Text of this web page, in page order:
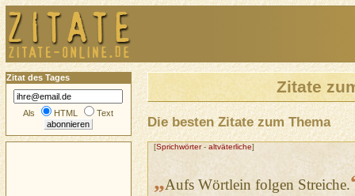
Zitate
Die besten Zitate zum Thema
[Sprichwörter- altväterliche]
„Aufs Wörtlein folgen Streiche.
Zitat des Tages
Als HTML Text